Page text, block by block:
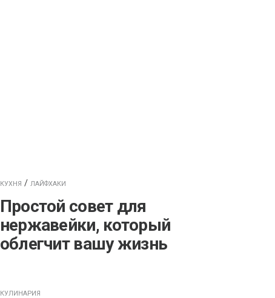
КУХНЯ / ЛАЙФХАКИ
Простой совет для
нержавейки, который
облегчит вашу жизнь
КУЛИНАРИЯ